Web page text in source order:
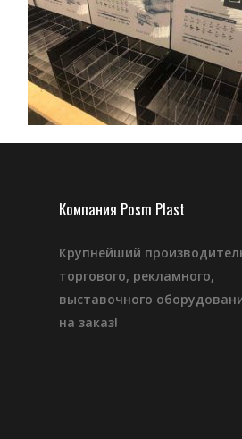
Компания Posm Plast
Крупнейший
торгового, рекламного,
выставочного
на заказ!